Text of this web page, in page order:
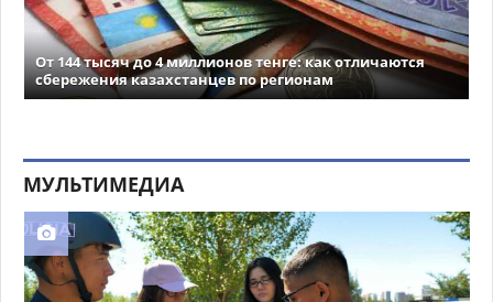
От 144 тысяч до 4 миллионов тенге: как отличаются
сбережения казахстанцев по регионам
МУЛЬТИМЕДИА